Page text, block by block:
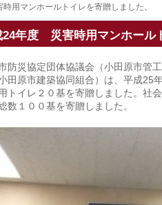
用マンホールトイレを寄贈しました。
24年度 災害時用マンホール
防災協定団体協議会（小田原市管
田原市建築協同組合）は、平成25
トイレ２０基を寄贈しました。社
数１００基を寄贈しました。